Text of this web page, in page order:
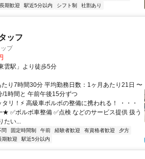
長期歓迎 駅近5分以内 シフト制 社割あり
ッフ
プ
雲駅」より徒歩5分
り7時間30分 平均勤務日数：1ヶ月あたり21日 〜
時間と 午前午後15分ずつ
リ！⚡ 高級車ボルボの整備に携われる！ ・・・
車整備 ✅点検 などのサービス提供 扱う
たい...
問 固定時間制 午前 経験者歓迎 有資格者歓迎
夕方
期歓迎 駅近5分以内